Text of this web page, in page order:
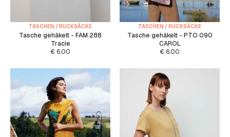
TASCHEN / RUCKSÄCKE
Tasche gehäkelt - FAM 288
Tracie
€ 6.00
TASCHEN / RUCKSÄCKE
Tasche gehäkelt - PTO 090
CAROL
€ 6.00